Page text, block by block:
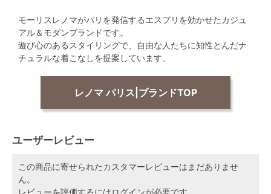
モーリスレノマがパリを発信するエスプリを効かせたカジュ
アル＆モダンブランドです。
遊び心のあるスタイリングで、自由な人たちに知性とんだナ
チュラルな着こなしを提案しています。
レノマ パリス|ブランドTOP
ユーザーレビュー
この商品に寄せられたカスタマーレビューはまだありませ
ん。
レビューを評価するにはログインが必要です。